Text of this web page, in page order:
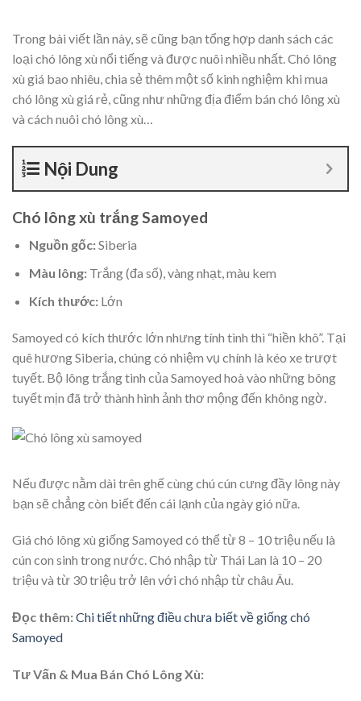
Trong bài viết lần này,sẽ cũng bạn tổng hợp danh sách các
loại chó lông xù nổi tiếng và được nuôi nhiều nhất. Chó lông
xù giá bao nhiêu, chia sẻ thêm một số kinh nghiệm khi mua
chó lông xù giá rẻ, cũng như những địa điểm bán chó lông xù
và cách nuôi chó lông xù…
Nội Dung
Chó lông xù trắng Samoyed
Nguồn gốc:Siberia
Màu lông:Trắng (đa số), vàng nhạt, màu kem
Kích thước:Lớn
Samoyed có kích thước lớn nhưng tính tình thì “hiền khô”. Tại
quê hương Siberia, chúng có nhiệm vụ chính là kéo xe trượt
tuyết. Bộ lông trắng tinh của Samoyed hoà vào những bông
tuyết mịn đã trở thành hình ảnh thơ mộng đến không ngờ.
Nếu được nằm dài trên ghế cùng chú cún cưng đầy lông này
bạn sẽ chẳng còn biết đến cái lạnh của ngày gió nữa.
Giá chó lông xù giống Samoyed có thể từ 8 – 10 triệu nếu là
cún con sinh trong nước. Chó nhập từ Thái Lan là 10 – 20
triệu và từ 30 triệu trở lên với chó nhập từ châu Âu.
Đọc thêm:Chi tiết những điều chưa biết về giống chó
Samoyed
Tư Vấn & Mua Bán Chó Lông Xù: